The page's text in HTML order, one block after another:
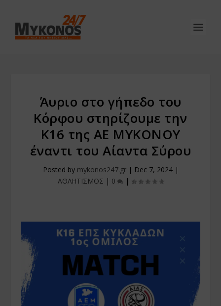
Άυριο στο γήπεδο του
Κόρφου στηρίζουμε την
Κ16 της ΑΕ ΜΥΚΟΝΟΥ
έναντι του Αίαντα Σύρου
Posted by mykonos247.gr| Dec 7, 2024|
ΑΘΛΗΤΙΣΜΟΣ | 0 |